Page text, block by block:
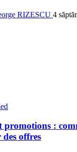
RIZESCU 4
promotions :
offres